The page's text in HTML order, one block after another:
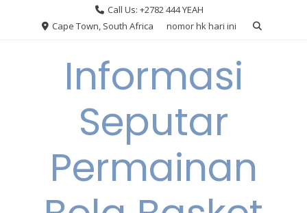
Call Us: +2782 444 YEAH
Cape Town, South Africa
nomor hk hari ini
Informasi
Seputar
Permainan